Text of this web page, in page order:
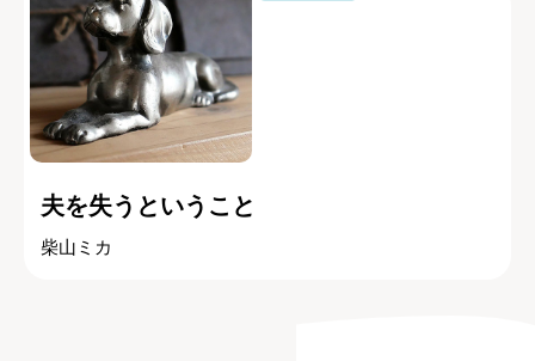
夫を失うということ
柴山ミカ